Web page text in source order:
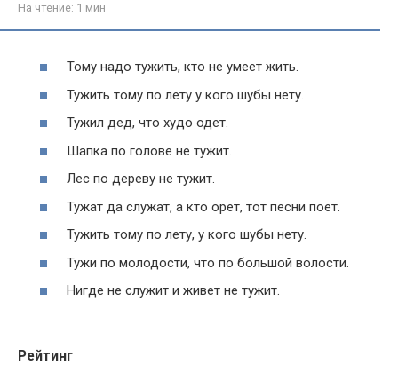
На чтение: 1 мин
Тому надо тужить, кто не умеет жить.
Тужить тому по лету у кого шубы нету.
Тужил дед, что худо одет.
Шапка по голове не тужит.
Лес по дереву не тужит.
Тужат да служат, а кто орет, тот песни поет.
Тужить тому по лету, у кого шубы нету.
Тужи по молодости, что по большой волости.
Нигде не служит и живет не тужит.
Рейтинг